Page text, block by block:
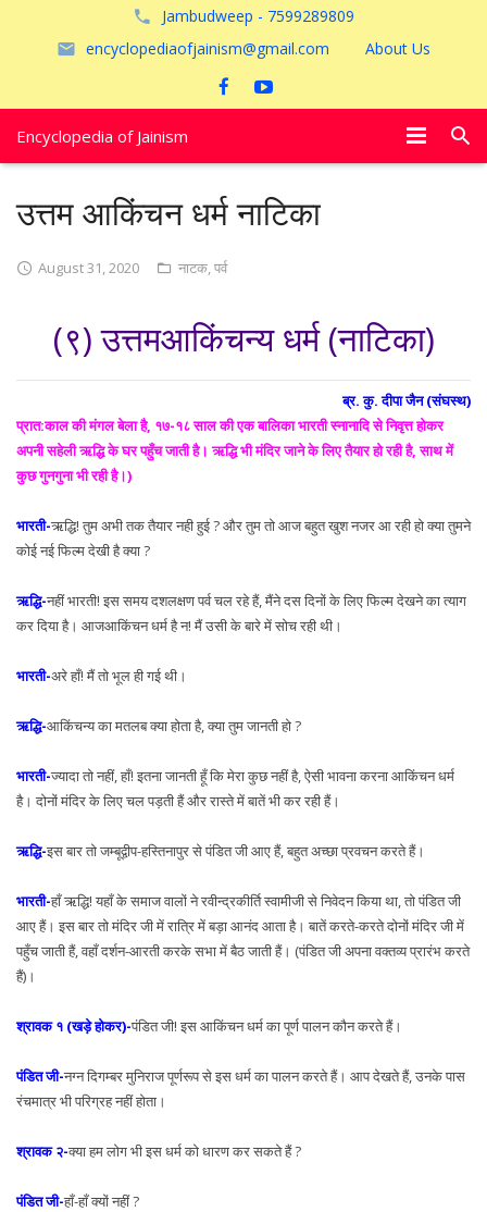
Jambudweep - 7599289809
encyclopediaofjainism@gmail.com
About Us
Encyclopedia of Jainism
अयोध्या
उत्तम आकिंचन धर्म नाटिका
August 31, 2020 नाटक,पर्व
(९) उत्तमआकिंचन्य धर्म (नाटिका)
ब्र. कु. दीपा जैन (संघस्थ)
प्रात:काल की मंगल बेला है, १७-१८ साल की एक बालिका भारती स्नानादि से निवृत्त होकर
अपनी सहेली ऋद्धि के घर पहुँच जाती है। ऋद्धि भी मंदिर जाने के लिए तैयार हो रही है, साथ में
कुछ गुनगुना भी रही है।)
भारती-ऋद्धि! तुम अभी तक तैयार नही हुई ? और तुम तो आज बहुत खुश नजर आ रही हो क्या तुमने
कोई नई फिल्म देखी है क्या ?
ऋद्धि-नहीं भारती! इस समय दशलक्षण पर्व चल रहे हैं, मैंने दस दिनों के लिए फिल्म देखने का त्याग
कर दिया है। आजआकिंचन धर्म है न! मैं उसी के बारे में सोच रही थी।
भारती-अरे हाँ! मैं तो भूल ही गई थी।
ऋद्धि-आकिंचन्य का मतलब क्या होता है, क्या तुम जानती हो ?
भारती-ज्यादा तो नहीं, हाँ! इतना जानती हूँ कि मेरा कुछ नहीं है, ऐसी भावना करना आकिंचन धर्म
है। दोनों मंदिर के लिए चल पड़ती हैं और रास्ते में बातें भी कर रही हैं।
ऋद्धि-इस बार तो जम्बूद्वीप-हस्तिनापुर से पंडित जी आए हैं, बहुत अच्छा प्रवचन करते हैं।
भारती-हाँ ऋद्धि! यहाँ के समाज वालों ने रवीन्द्रकीर्ति स्वामीजी से निवेदन किया था, तो पंडित जी
आए हैं। इस बार तो मंदिर जी में रात्रि में बड़ा आनंद आता है। बातें करते-करते दोनों मंदिर जी में
पहुँच जाती हैं, वहाँ दर्शन-आरती करके सभा में बैठ जाती हैं। (पंडित जी अपना वक्तव्य प्रारंभ करते
हैं)।
श्रावक १ (खड़े होकर)-पंडित जी! इस आकिंचन धर्म का पूर्ण पालन कौन करते हैं।
पंडित जी-नग्न दिगम्बर मुनिराज पूर्णरूप से इस धर्म का पालन करते हैं। आप देखते हैं, उनके पास
रंचमात्र भी परिग्रह नहीं होता।
श्रावक २-क्या हम लोग भी इस धर्म को धारण कर सकते हैं ?
पंडित जी-हाँ-हाँ क्यों नहीं ?